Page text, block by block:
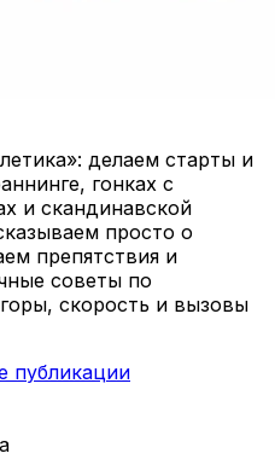
делаем старты и
гонках с
и скандинавской
просто о
препятствия и
советы по
скорость и вызовы
публикации